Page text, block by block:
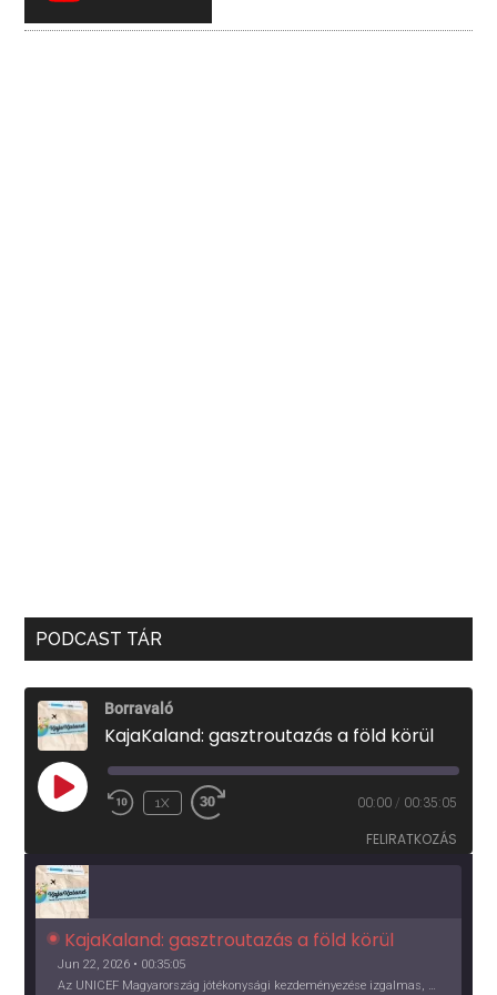
PODCAST TÁR
Borravaló
KajaKaland: gasztroutazás a föld körül
PLAY
EPISODE
1X 00:00 / 00:35:05
FELIRATKOZÁS
KajaKaland: gasztroutazás a föld körül
Jun 22, 2026 • 00:35:05
Az UNICEF Magyarország jótékonysági kezdeményezése izgalmas, egész éves világkörüli ízutazásra hív, igazi családi program és gasztroedukáció, illetve segítség a rászorulóknak is egyben.